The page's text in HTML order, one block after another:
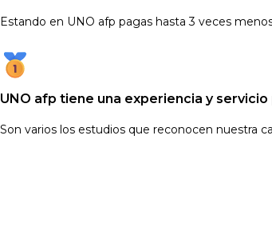
Estando en UNO afp pagas hasta 3 veces
UNO afp tiene una experiencia y
Son varios los estudios que reconocen nuestra